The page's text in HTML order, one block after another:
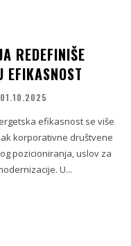
REDEFINIŠE
EFIKASNOST
01.10.2025
efikasnost se više
korporativne društvene
pozicioniranja, uslov za
U...